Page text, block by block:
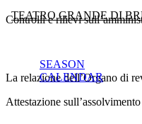
TEATRO GRANDE DI
SEASON
CALENDAR
Controlli e rilievi
La relazione dell’Organo di
Attestazione